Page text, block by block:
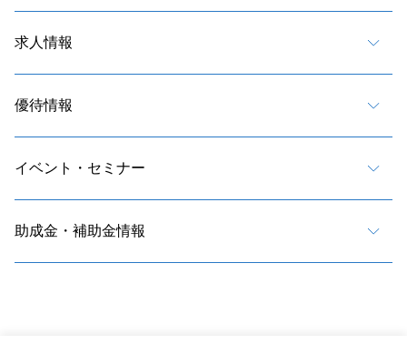
求人情報
優待情報
イベント・セミナー
助成金・補助金情報